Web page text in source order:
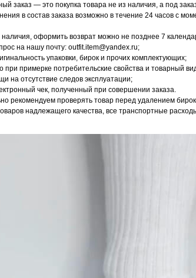
заказ — это покупка товара не из наличия, а под
в состав заказа возможно в течение 24 часов с
наличия, оформить возврат можно не позднее 7
на нашу почту: outfit.item@yandex.ru;
упаковки, бирок и прочих комплектующих;
при примерке потребительские свойства и товарный
на отсутствие следов эксплуатации;
чек, полученный при совершении заказа.
рекомендуем проверять товар перед удалением бирок
надлежащего качества, все транспортные